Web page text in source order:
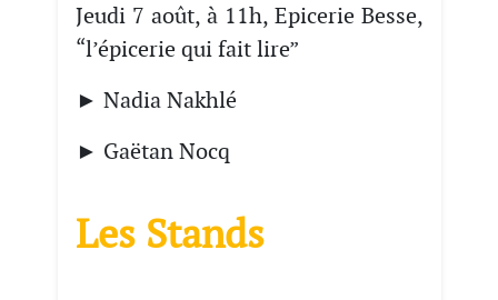
Jeudi 7 août, à 11h, Epicerie Besse,
“l’épicerie qui fait lire”
► Nadia Nakhlé
► Gaëtan Nocq
Les Stands